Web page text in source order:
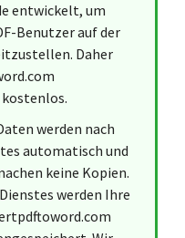
entwickelt, um
Benutzer auf der
Daher
werden nach
automatisch und
keine Kopien.
werden Ihre